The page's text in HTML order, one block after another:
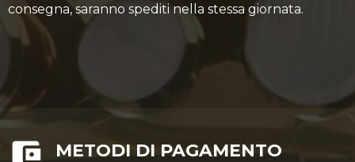
consegna, saranno spediti nella stessa giornata.
METODI DI PAGAMENTO